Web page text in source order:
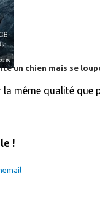
un chien mais se
la même qualité que
!
email